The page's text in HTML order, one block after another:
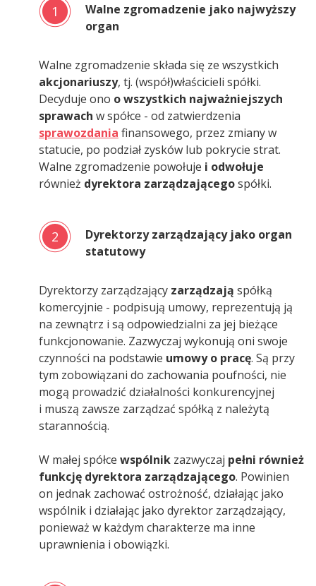
1
Walne zgromadzenie jako najwyższy
organ
Walne zgromadzenie składa się ze wszystkich
akcjonariuszy, tj. (współ)właścicieli spółki.
Decyduje ono o wszystkich najważniejszych
sprawach w spółce - od zatwierdzenia
sprawozdania finansowego, przez zmiany w
statucie, po podział zysków lub pokrycie strat.
Walne zgromadzenie powołuje i odwołuje
również dyrektora zarządzającegospółki.
2
Dyrektorzy zarządzający jako organ
statutowy
Dyrektorzy zarządzający zarządzają spółką
komercyjnie - podpisują umowy, reprezentują ją
na zewnątrz i są odpowiedzialni za jej bieżące
funkcjonowanie. Zazwyczaj wykonują oni swoje
czynności na podstawie umowy o pracę. Są przy
tym zobowiązani do zachowania poufności, nie
mogą prowadzić działalności konkurencyjnej
i muszą zawsze zarządzać spółką z należytą
starannością.
W małej spółce wspólnik zazwyczaj pełni również
funkcję dyrektora zarządzającego. Powinien
on jednak zachować ostrożność, działając jako
wspólnik i działając jako dyrektor zarządzający,
ponieważ w każdym charakterze ma inne
uprawnienia i obowiązki.